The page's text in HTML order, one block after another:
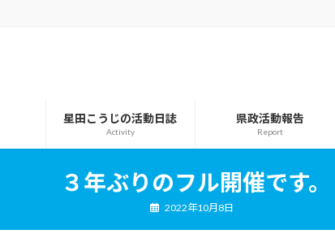
星田こうじの活動日誌
Activity
県政活動報告
Report
３年ぶりのフル開催です。
2022年10月8日